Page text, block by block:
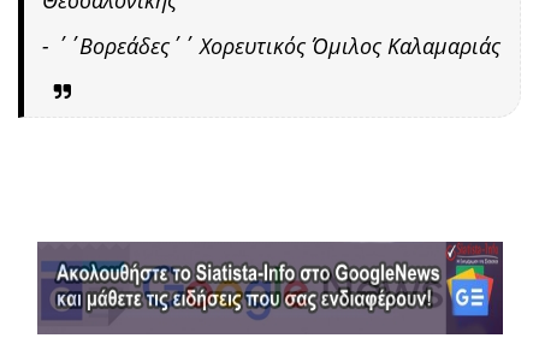
- ΄΄Βορεάδες΄΄ Χορευτικός Όμιλος Καλαμαριάς